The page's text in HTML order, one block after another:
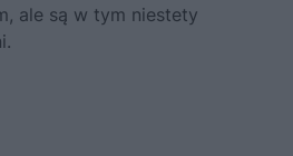
ale są w tym niestety